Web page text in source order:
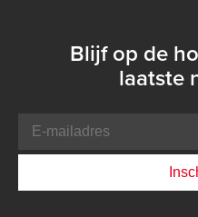
Blijf op de
laatste
mailadres